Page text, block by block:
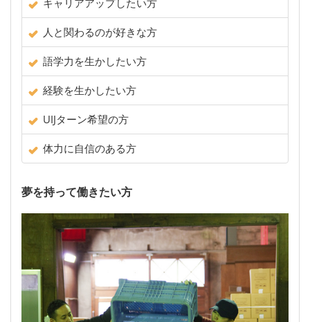
キャリアアップしたい方
人と関わるのが好きな方
語学力を生かしたい方
経験を生かしたい方
UIJターン希望の方
体力に自信のある方
夢を持って働きたい方